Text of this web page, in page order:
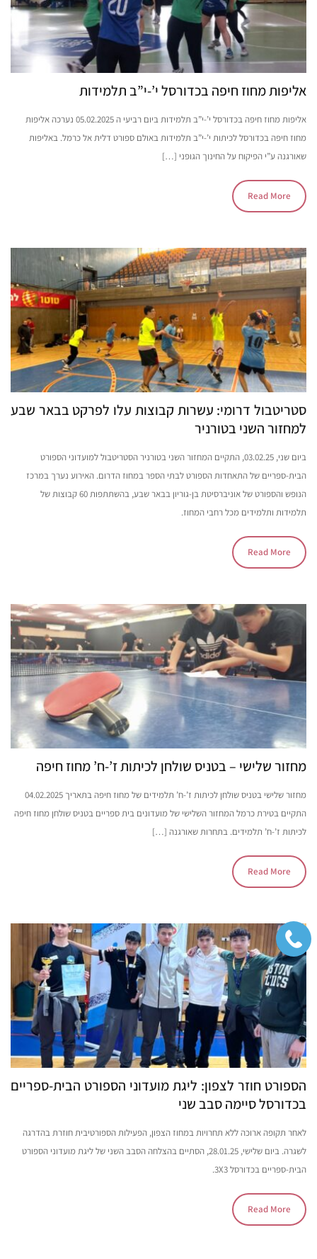
אליפות מחוז חיפה בכדורסל י’-י”ב תלמידות
אליפות מחוז חיפה בכדורסל י’-י”ב תלמידות ביום רביעי ה 05.02.2025 נערכה אליפות
מחוז חיפה בכדורסל לכיתות י’-י”ב תלמידות באולם ספורט דלית אל כרמל. באליפות
שאורגנה ע”י הפיקוח על החינוך הגופני […]
Read More
סטריטבול דרומי: עשרות קבוצות עלו לפרקט בבאר שבע
למחזור השני בטורניר
ביום שני, 03.02.25, התקיים המחזור השני בטורניר הסטריטבול למועדוני הספורט
הבית-ספריים של התאחדות הספורט לבתי הספר במחוז הדרום. האירוע נערך במרכז
הנופש והספורט של אוניברסיטת בן-גוריון בבאר שבע, בהשתתפות 60 קבוצות של
תלמידות ותלמידים מכל רחבי המחוז.
Read More
מחזור שלישי – בטניס שולחן לכיתות ז’-ח’ מחוז חיפה
מחזור שלישי בטניס שולחן לכיתות ז’-ח’ תלמידים של מחוז חיפה בתאריך 04.02.2025
התקיים בטירת כרמל המחזור השלישי של מועדונים בית ספריים בטניס שולחן מחוז חיפה
לכיתות ז’-ח’ תלמידים. בתחרות שאורגנה […]
Read More
הספורט חוזר לצפון: ליגת מועדוני הספורט הבית-ספריים
בכדורסל סיימה סבב שני
לאחר תקופה ארוכה ללא תחרויות במחוז הצפון, הפעילות הספורטיבית חוזרת בהדרגה
לשגרה. ביום שלישי, 28.01.25, הסתיים בהצלחה הסבב השני של ליגת מועדוני הספורט
הבית-ספריים בכדורסל 3X3.
Read More